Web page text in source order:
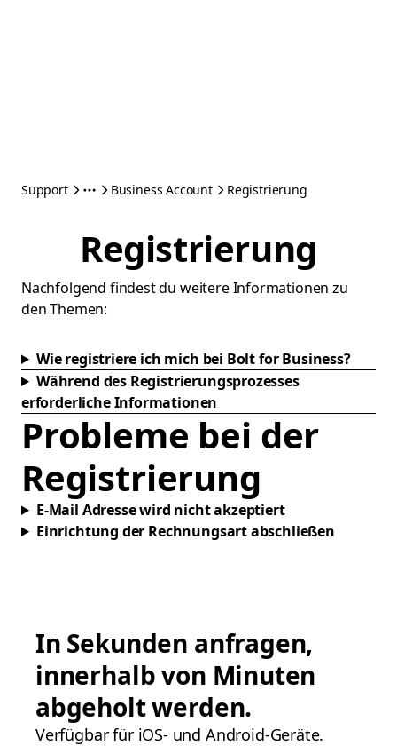
Support Business Account Registrierung
Registrierung
Nachfolgend findest du weitere Informationen zu
den Themen:
Wie registriere ich mich bei Bolt for Business?
Während des Registrierungsprozesses
erforderliche Informationen
Probleme bei der
Registrierung
E-Mail Adresse wird nicht akzeptiert
Einrichtung der Rechnungsart abschließen
In Sekunden anfragen,
innerhalb von Minuten
abgeholt werden.
Verfügbar für iOS- und Android-Geräte.